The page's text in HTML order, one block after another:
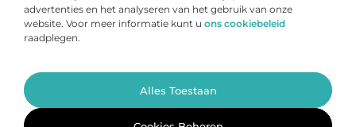
advertenties en het analyseren van het gebruik van onze
website. Voor meer informatie kunt u ons cookiebeleid
raadplegen.
Alles Toestaan Ga Naar
Onze informatie
Cookiebeleid (EU)
@2025 www.ginofey.nl. All Right Reserved.